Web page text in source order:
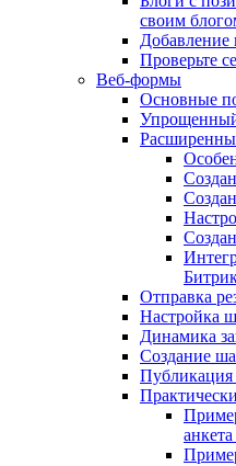
своим
Добавление
Проверьте
Веб-формы
Основные
Отправка
Настройка
Динамика
Создание